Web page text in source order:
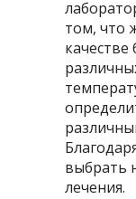
том, что
выбрать
лечения.